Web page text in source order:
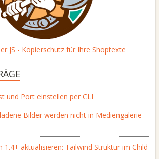
JS - Kopierschutz für Ihre Shoptexte
und Port einstellen per CLI
Bilder werden nicht in Mediengalerie
1.4+ aktualisieren: Tailwind Struktur im Child